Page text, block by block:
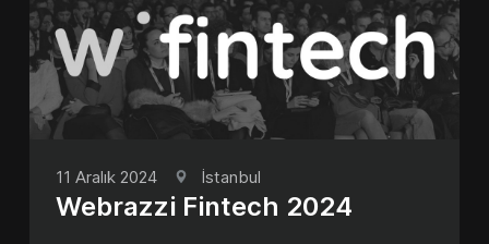
11 Aralık 2024 İstanbul
Webrazzi Fintech 2024